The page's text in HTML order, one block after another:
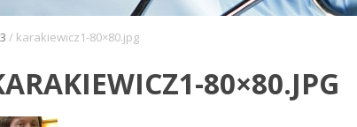
/ karakiewicz1-80×80.jpg
80×80.JPG